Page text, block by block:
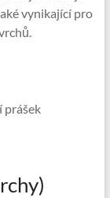
vynikající pro
prášek